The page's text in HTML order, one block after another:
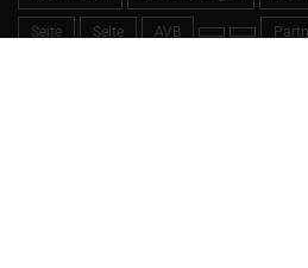
Seite Seite AVB